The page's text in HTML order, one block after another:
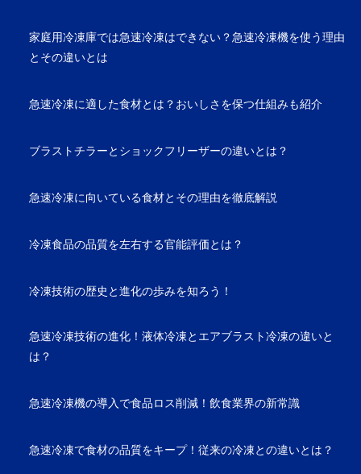
家庭用冷凍庫では急速冷凍はできない？急速冷凍機を使う理由
とその違いとは
急速冷凍に適した食材とは？おいしさを保つ仕組みも紹介
ブラストチラーとショックフリーザーの違いとは？
急速冷凍に向いている食材とその理由を徹底解説
冷凍食品の品質を左右する官能評価とは？
冷凍技術の歴史と進化の歩みを知ろう！
急速冷凍技術の進化！液体冷凍とエアブラスト冷凍の違いと
は？
急速冷凍機の導入で食品ロス削減！飲食業界の新常識
急速冷凍で食材の品質をキープ！従来の冷凍との違いとは？